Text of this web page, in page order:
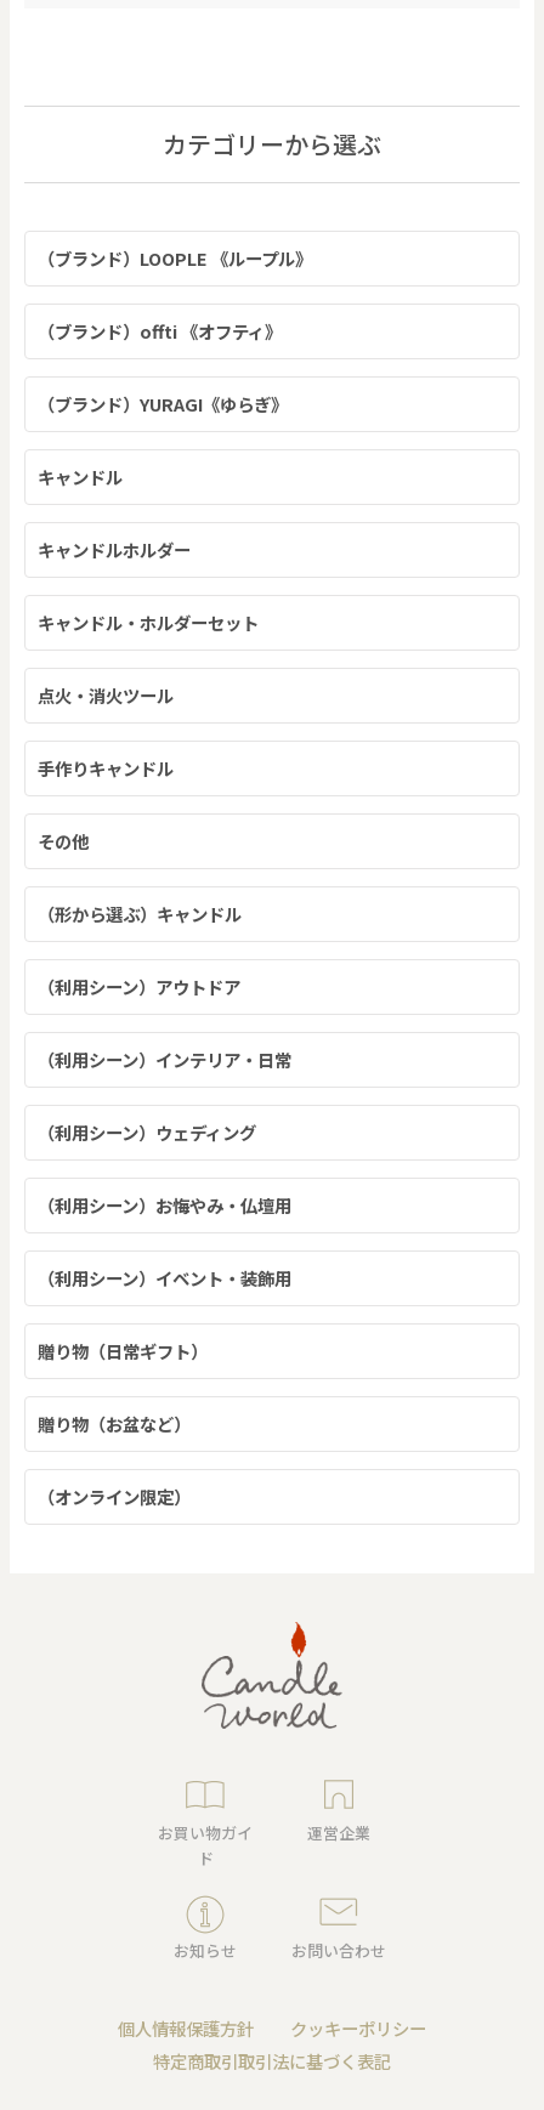
カテゴリーから選ぶ
（ブランド）LOOPLE 《ループル》
（ブランド）offti 《オフティ》
（ブランド）YURAGI《ゆらぎ》
キャンドル
キャンドルホルダー
キャンドル・ホルダーセット
点火・消火ツール
手作りキャンドル
その他
（形から選ぶ）キャンドル
（利用シーン）アウトドア
（利用シーン）インテリア・日常
（利用シーン）ウェディング
（利用シーン）お悔やみ・仏壇用
（利用シーン）イベント・装飾用
贈り物（日常ギフト）
贈り物（お盆など）
（オンライン限定）
お買い物ガイ
ド
運営企業
お知らせ お問い合わせ
個人情報保護方針
クッキーポリシー
特定商取引取引法に基づく表記